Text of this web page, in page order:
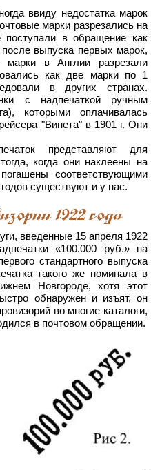
ввиду недостатка марок
марки разрезались на
в обращение как
выпуска первых марок,
в Англии разрезали
как две марки по 1
в других странах.
с надпечаткой ручным
которыми оплачивалась
"Винета" в 1901 г. Они
представляют для
когда они наклеены на
соответствующими
существуют и у нас.
1922 года
введенные 15 апреля 1922
«100.000 руб.» на
стандартного выпуска
такого же номинала в
Новгороде, хотя этот
обнаружен и изъят, он
во многие каталоги,
в почтовом обращении.